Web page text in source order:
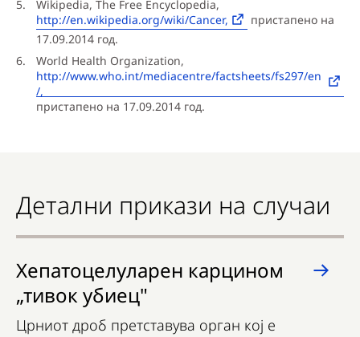
Wikipedia, The Free Encyclopedia,
http://en.wikipedia.org/wiki/Cancer,
пристапено на
17.09.2014 год.
World Health Organization,
http://www.who.int/mediacentre/factsheets/fs297/en
/,
пристапено на 17.09.2014 год.
Детални прикази на случаи
Хепатоцелуларен карцином
„тивок убиец"
Црниот дроб претставува орган кој е